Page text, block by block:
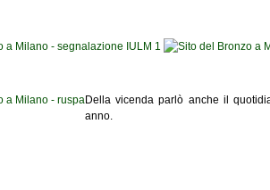
Della vicenda parlò anche il
anno.